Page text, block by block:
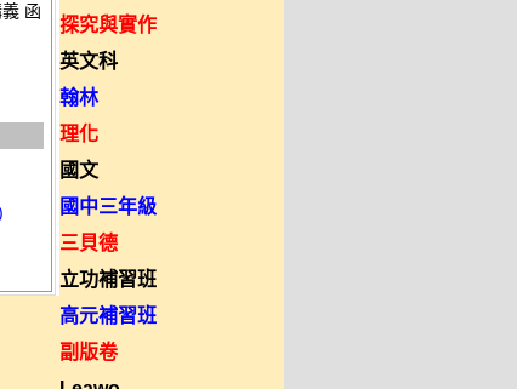
函
探究與實作
英文科
翰林
理化
國文
國中三年級
三貝德
立功補習班
高元補習班
副版卷